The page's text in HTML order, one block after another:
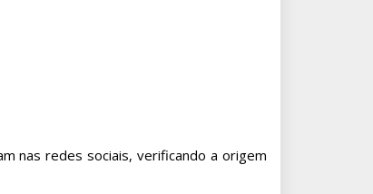
nas redes sociais, verificando a origem